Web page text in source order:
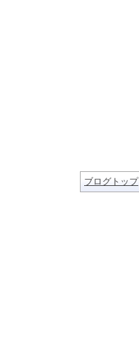
ブログトップ